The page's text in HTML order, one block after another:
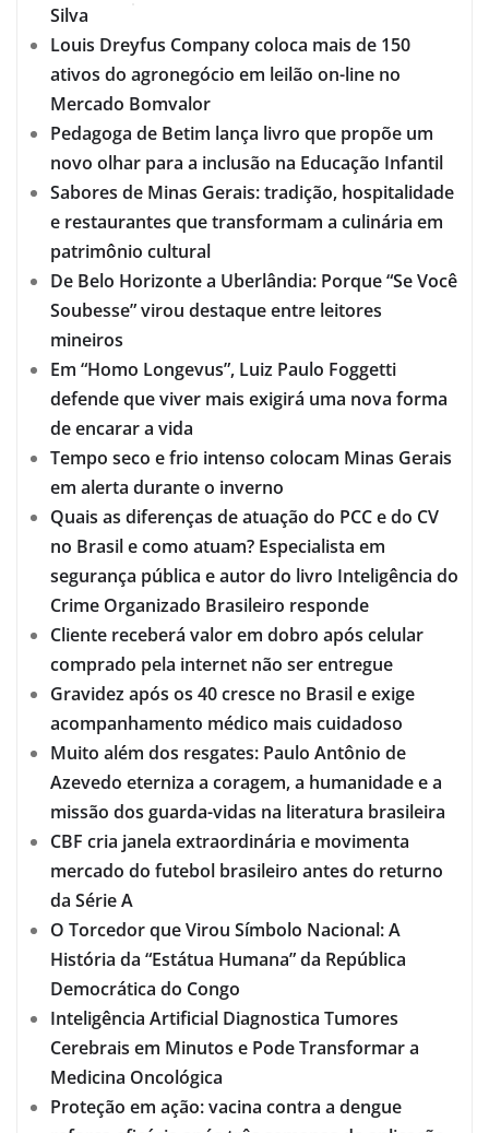
Silva
Louis Dreyfus Company coloca mais de 150
ativos do agronegócio em leilão on-line no
Mercado Bomvalor
Pedagoga de Betim lança livro que propõe um
novo olhar para a inclusão na Educação Infantil
Sabores de Minas Gerais: tradição, hospitalidade
e restaurantes que transformam a culinária em
patrimônio cultural
De Belo Horizonte a Uberlândia: Porque “Se Você
Soubesse” virou destaque entre leitores
mineiros
Em “Homo Longevus”, Luiz Paulo Foggetti
defende que viver mais exigirá uma nova forma
de encarar a vida
Tempo seco e frio intenso colocam Minas Gerais
em alerta durante o inverno
Quais as diferenças de atuação do PCC e do CV
no Brasil e como atuam? Especialista em
segurança pública e autor do livro Inteligência do
Crime Organizado Brasileiro responde
Cliente receberá valor em dobro após celular
comprado pela internet não ser entregue
Gravidez após os 40 cresce no Brasil e exige
acompanhamento médico mais cuidadoso
Muito além dos resgates: Paulo Antônio de
Azevedo eterniza a coragem, a humanidade e a
missão dos guarda-vidas na literatura brasileira
CBF cria janela extraordinária e movimenta
mercado do futebol brasileiro antes do returno
da Série A
O Torcedor que Virou Símbolo Nacional: A
História da “Estátua Humana” da República
Democrática do Congo
Inteligência Artificial Diagnostica Tumores
Cerebrais em Minutos e Pode Transformar a
Medicina Oncológica
Proteção em ação: vacina contra a dengue